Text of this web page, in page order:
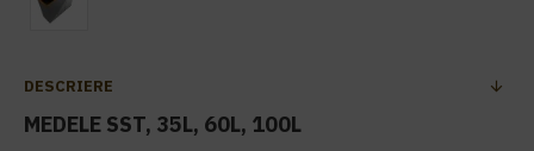
DESCRIERE
MEDELE SST, 35L, 60L, 100L